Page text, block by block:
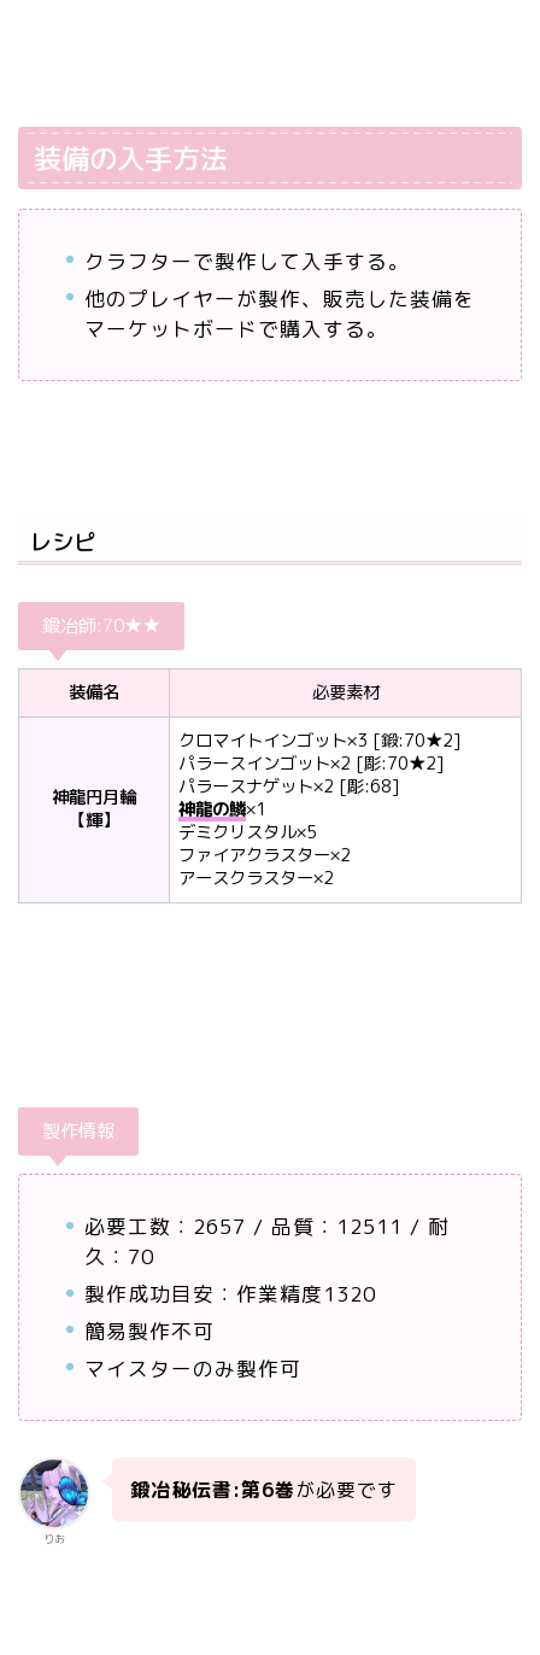
装備の入手方法
クラフターで製作して入手する。
他のプレイヤーが製作、販売した装備を
マーケットボードで購入する。
レシピ
鍛冶師:70★★
装備名 必要素材
神龍円月輪
【輝】
クロマイトインゴット×3 [鍛:70★2]
パラースインゴット×2 [彫:70★2]
パラースナゲット×2 [彫:68]
神龍の鱗×1
デミクリスタル×5
ファイアクラスター×2
アースクラスター×2
製作情報
必要工数：2657 / 品質：12511 / 耐
久：70
製作成功目安：作業精度1320
簡易製作不可
マイスターのみ製作可
りお
鍛冶秘伝書:第6巻が必要です